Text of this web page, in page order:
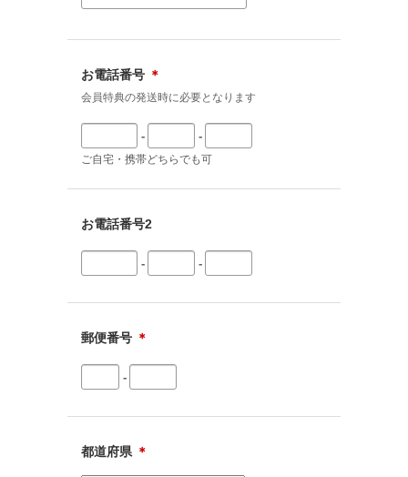
お電話番号 ＊
会員特典の発送時に必要となります
- -
ご自宅・携帯どちらでも可
お電話番号2
- -
郵便番号 ＊
-
都道府県 ＊